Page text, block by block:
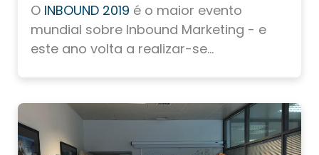
O INBOUND 2019 é o maior evento
mundial sobre Inbound Marketing - e
este ano volta a realizar-se...